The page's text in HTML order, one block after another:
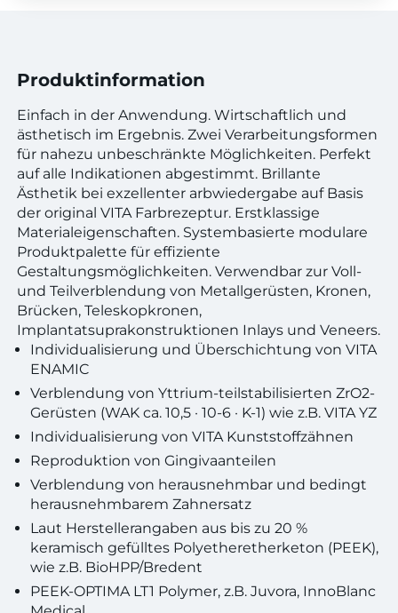
Produktinformation
Einfach in der Anwendung. Wirtschaftlich und
ästhetisch im Ergebnis. Zwei Verarbeitungsformen
für nahezu unbeschränkte Möglichkeiten. Perfekt
auf alle Indikationen abgestimmt. Brillante
Ästhetik bei exzellenter arbwiedergabe auf Basis
der original VITA Farbrezeptur. Erstklassige
Materialeigenschaften. Systembasierte modulare
Produktpalette für effiziente
Gestaltungsmöglichkeiten. Verwendbar zur Voll-
und Teilverblendung von Metallgerüsten, Kronen,
Brücken, Teleskopkronen,
Implantatsuprakonstruktionen Inlays und Veneers.
Individualisierung und Überschichtung von VITA
ENAMIC
Verblendung von Yttrium-teilstabilisierten ZrO2-
Gerüsten (WAK ca. 10,5 · 10-6 · K-1) wie z.B. VITA YZ
Individualisierung von VITA Kunststoffzähnen
Reproduktion von Gingivaanteilen
Verblendung von herausnehmbar und bedingt
herausnehmbarem Zahnersatz
Laut Herstellerangaben aus bis zu 20 %
keramisch gefülltes Polyetheretherketon (PEEK),
wie z.B. BioHPP/Bredent
PEEK-OPTIMA LT1 Polymer, z.B. Juvora, InnoBlanc